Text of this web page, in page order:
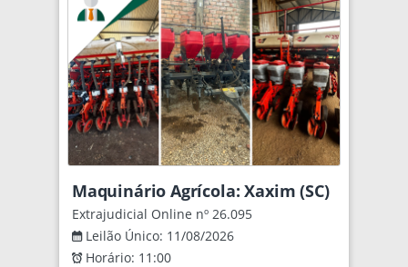
Maquinário Agrícola: Xaxim (SC)
Extrajudicial Online nº 26.095
Leilão Único: 11/08/2026
Horário: 11:00